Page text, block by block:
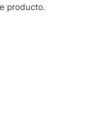
producto.